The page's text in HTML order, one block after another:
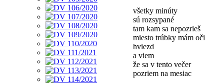
všetky minúty
sú rozsypané
tam kam sa nepozrieš
miesto trúbky mám oči
hviezd
a viem
že sa v tento večer
pozriem na mesiac